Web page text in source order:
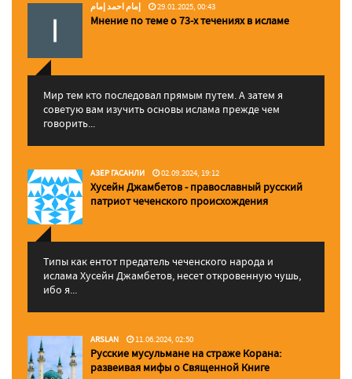
إمام احمد إمام 29.01.2025, 00:43
Мнение по теме о 73-х течениях в исламе
Мир тем кто последовал прямым путем. А затем я
советую вам изучить основы ислама прежде чем
говорить...
АЗЕР ГАСАНЛИ 02.09.2024, 19:12
Хусейн Джамбетов - православный русский
патриот чеченского происхождения
Типы как ентот предатель чеченского народа и
ислама Хусейн Джамбетов, несет откровенную чушь,
ибо я...
ARSLAN 11.06.2024, 02:50
Русские мусульмане на страже Корана:
pазвеивая мифы о Священной Книге